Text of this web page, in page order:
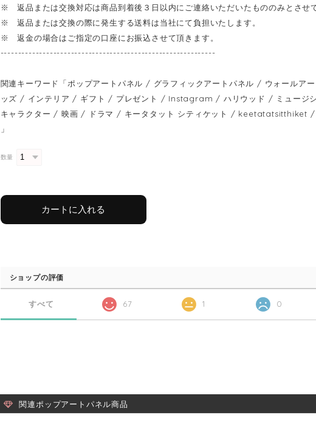
※ 返品または交換対応は商品到着後３日以内にご連絡いただいたもののみとさせ
※ 返品または交換の際に発生する送料は当社にて負担いたします。
※ 返金の場合はご指定の口座にお振込させて頂きます。
-------------------------------------------------------------
関連キーワード「ポップアートパネル / グラフィックアートパネル / ウォール
ッズ / インテリア / ギフト / プレゼント / Instagram / ハリウッド / ミュージ
キャラクター / 映画 / ドラマ / キータタット シティケット /
」
数量
カートに入れる
ショップの評価
すべて 67 1 0
関連ポップアートパネル商品